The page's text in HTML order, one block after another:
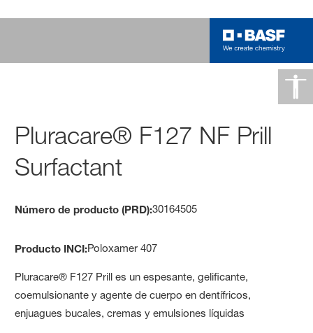
Pluracare® F127 NF Prill
Surfactant
Número de producto (PRD):30164505
Producto INCI:Poloxamer 407
Pluracare® F127 Prill es un espesante, gelificante,
coemulsionante y agente de cuerpo en dentífricos,
enjuagues bucales, cremas y emulsiones líquidas